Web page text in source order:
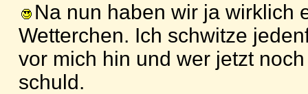
Na nun haben wir ja wirklich
Wetterchen. Ich schwitze
vor mich hin und wer jetzt
schuld.